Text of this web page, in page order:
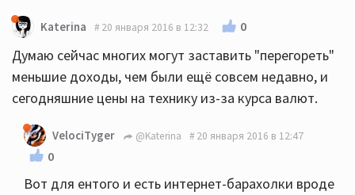
Katerina 20 января 2016 в 12:32 0
Думаю сейчас многих могут заставить "перегореть"
меньшие доходы, чем были ещё совсем недавно, и
сегодняшние цены на технику из-за курса валют.
VelociTyger @Katerina 20 января 2016 в 12:47
0
Вот для ентого и есть интернет-барахолки вроде